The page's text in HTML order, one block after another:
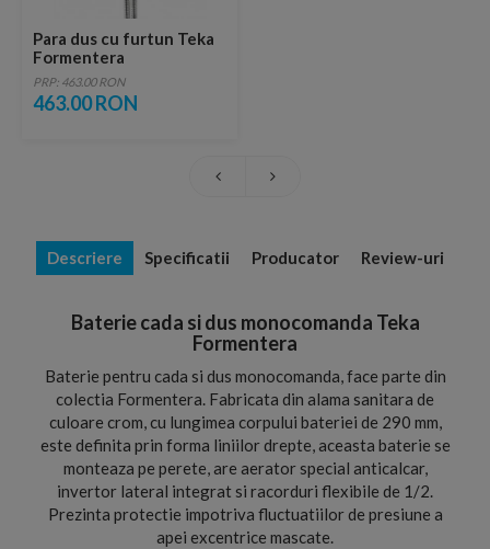
Para dus cu furtun Teka
Formentera
PRP: 463.00 RON
463.00 RON
Descriere Specificatii Producator Review-uri
Baterie cada si dus monocomanda Teka
Formentera
Baterie pentru cada si dus monocomanda, face parte din
colectia Formentera. Fabricata din alama sanitara de
culoare crom, cu lungimea corpului bateriei de 290 mm,
este definita prin forma liniilor drepte, aceasta baterie se
monteaza pe perete, are aerator special anticalcar,
invertor lateral integrat si racorduri flexibile de 1/2.
Prezinta protectie impotriva fluctuatiilor de presiune a
apei excentrice mascate.